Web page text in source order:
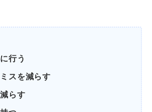
行う
スを減らす
らす